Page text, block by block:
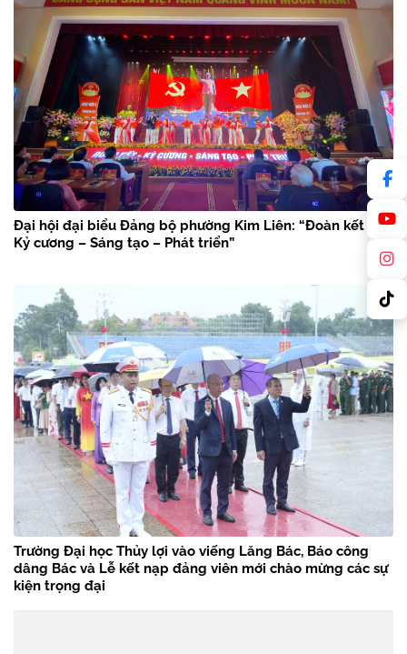
Đại hội đại biểu Đảng bộ phường Kim Liên: “Đoàn kết –
Kỷ cương – Sáng tạo – Phát triển”
Trường Đại học Thủy lợi vào viếng Lăng Bác, Báo công
dâng Bác và Lễ kết nạp đảng viên mới chào mừng các sự
kiện trọng đại